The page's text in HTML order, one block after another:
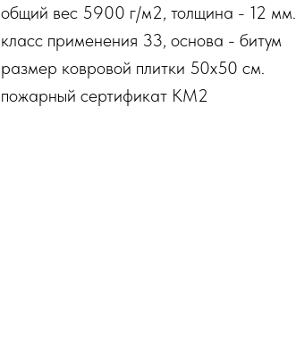
общий вес 5900 г/м2, толщина - 12 мм.
класс применения 33, основа - битум
размер ковровой плитки 50х50 см.
пожарный сертификат КМ2